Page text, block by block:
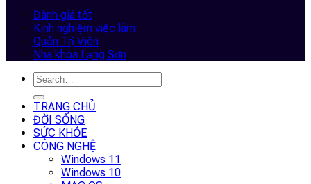
Đánh giá tốt
Kinh nghiệm việc làm
Quản Trị Viên
Nha khoa Lạng Sơn
TRANG CHỦ
ĐỜI SỐNG
SỨC KHỎE
CÔNG NGHỆ
Windows 11
Windows 10